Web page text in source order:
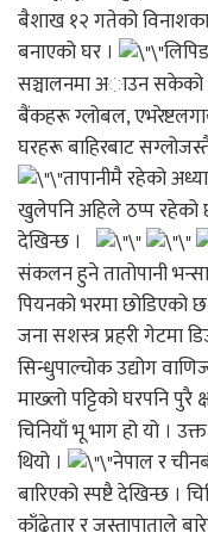
बैशाख १२ गतेको
बनाएको घर ।
सञ्चालनमा अाउन सकेको
बैंकहरू ग्लोबल,
घरहरू बाहिरबाट
तापानीमै रहेको
खुलेपनि अहिले ठप्प रहेको
देखिन्छ ।
संकलन हुने तातोपानी
पियनको भरमा छोडिएको
जना सशस्त्र प्रहरी गेटमा
सिन्धुपाल्चोक उद्योग
माख्लो पट्टिको घरपनि पुरै
चिनियाँ भू भाग हो यो ।
थियो ।
नेपाल र
बारिएको स्पष्टै देखिन्छ ।
काँढेतार र जस्तापाताले